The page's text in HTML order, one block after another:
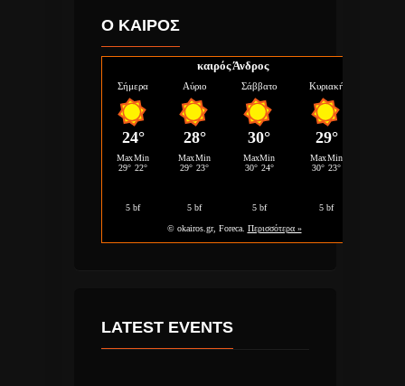
Ο ΚΑΙΡΟΣ
καιρός Άνδρος
LATEST EVENTS